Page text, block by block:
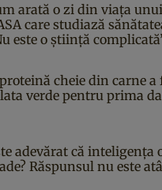
arată o zi din viața
care studiază
este o știință
cheie din carne a
verde pentru prima
adevărat că inteligența
Răspunsul nu este